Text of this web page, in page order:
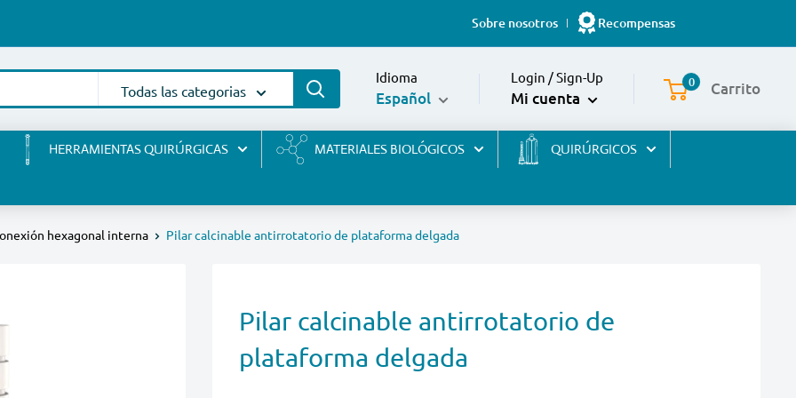
Sobre nosotros Recompensas
Todas las categorias
Idioma
Español
Login /Sign-Up
Mi cuenta
0 Carrito
HERRAMIENTAS QUIRÚRGICAS MATERIALES BIOLÓGICOS QUIRÚRGICOS
hexagonal interna Pilar calcinable antirrotatorio de plataforma delgada
Pilar calcinable antirrotatorio de
plataforma delgada